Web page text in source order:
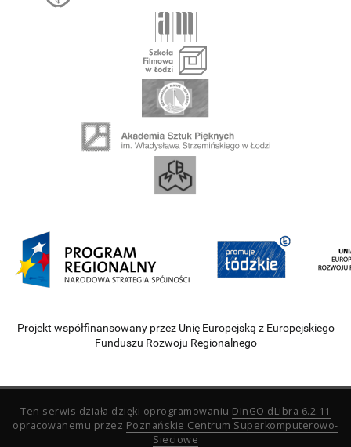
Projekt współfinansowany przez Unię Europejską z Europejskiego
Funduszu Rozwoju Regionalnego
Ten serwis działa dzięki oprogramowaniu DInGO dLibra 6.2.11
opracowanemu przez Poznańskie Centrum Superkomputerowo-
Sieciowe